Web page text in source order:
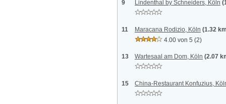
9 Lindenthal by Schneiders, Köln
11 Maracana Rodizio, Köln (1.32
4.00 von 5 (2)
13 Wartesaal am Dom, Köln (2.07
15 China-Restaurant Konfuzius,